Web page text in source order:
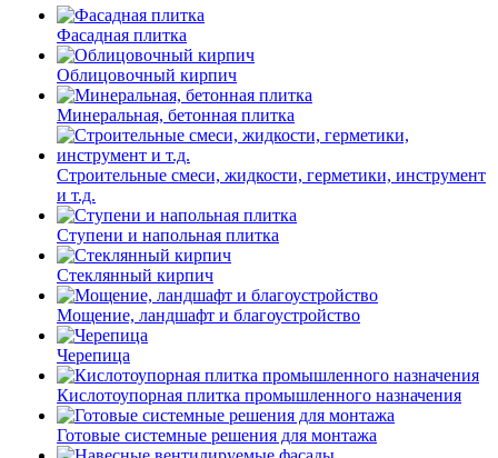
Фасадная плитка
Облицовочный кирпич
Минеральная, бетонная плитка
Строительные смеси, жидкости, герметики, инструмент
и т.д.
Ступени и напольная плитка
Cтеклянный кирпич
Мощение, ландшафт и благоустройство
Черепица
Кислотоупорная плитка промышленного назначения
Готовые системные решения для монтажа